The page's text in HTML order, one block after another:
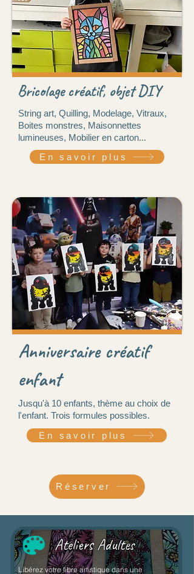
Bricolage créatif, objet DIY
String art, Quilling, Modelage, Vitraux,
Boites monstres, Maisonnettes
lumineuses, Mobilier en carton...
En savoir plus
Anniversaire créatif
enfant
Jusqu'à 10 enfants, thème au choix de
l'enfant. Trois formules possibles.
En savoir plus
Réserver
Libérez votre fibre artistique dans une
Ateliers Adultes